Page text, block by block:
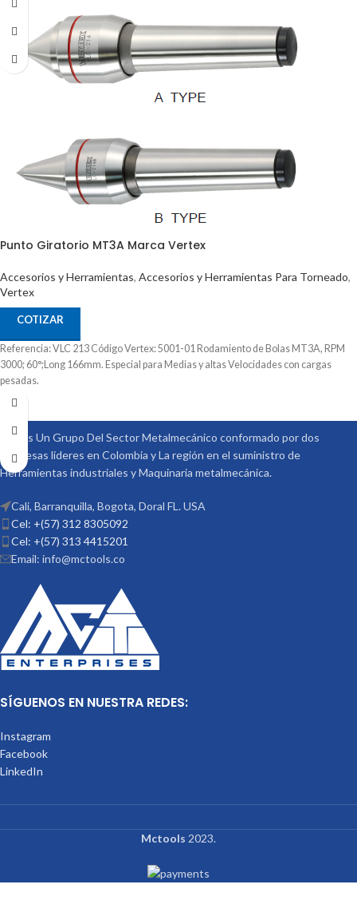
Punto Giratorio MT3A Marca Vertex
Accesorios y Herramientas, Accesorios y Herramientas Para Torneado,
Vertex
COTIZAR
Referencia: VLC 213 Código Vertex: 5001-01 Rodamiento de Bolas MT3A, RPM
3000; 60°;Long 166mm. Especial para Medias y altas Velocidades con cargas
pesadas.
Somos Un Grupo Del Sector Metalmecánico conformado por dos
empresas lideres en Colombia y La región en el suministro de
Herramientas industriales y Maquinaria metalmecánica.
Cali, Barranquilla, Bogota, Doral FL. USA
Cel: +(57) 312 8305092
Cel: +(57) 313 4415201
Email: info@mctools.co
SÍGUENOS EN NUESTRA REDES:
Instagram
Facebook
LinkedIn
Mctools 2023.